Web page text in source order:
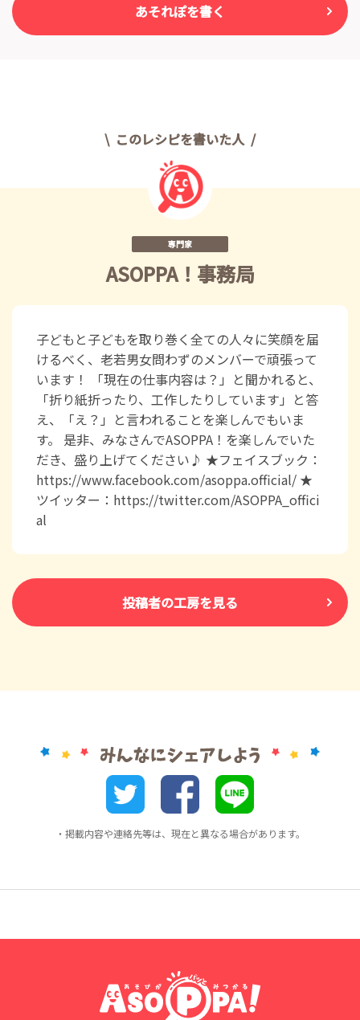
あそれぽを書く
このレシピを書いた人
専門家
ASOPPA！事務局
子どもと子どもを取り巻く全ての人々に笑顔を届
けるべく、老若男女問わずのメンバーで頑張って
います！ 「現在の仕事内容は？」と聞かれると、
「折り紙折ったり、工作したりしています」と答
え、「え？」と言われることを楽しんでもいま
す。 是非、みなさんでASOPPA！を楽しんでいた
だき、盛り上げてください♪ ★フェイスブック：
https://www.facebook.com/asoppa.official/ ★
ツイッター：https://twitter.com/ASOPPA_offici
al
投稿者の工房を見る
・掲載内容や連絡先等は、現在と異なる場合があります。